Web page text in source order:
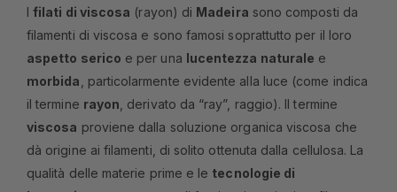
Ifilati di viscosa (rayon) di Madeira sono composti da
filamenti di viscosa e sono famosi soprattutto per il loro
aspetto serico e per una lucentezza naturale e
morbida , particolarmente evidente alla luce (come indica
il termine rayon , derivato da “ray”, raggio). Il termine
viscosa proviene dalla soluzione organica viscosa che
dà origine ai filamenti, di solito ottenuta dalla cellulosa. La
qualità delle materie prime e le tecnologie di